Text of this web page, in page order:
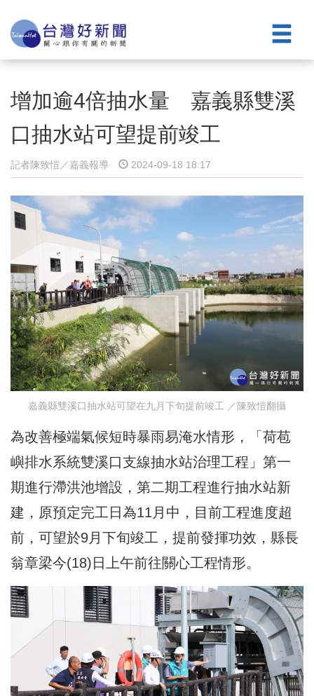
增加逾4倍抽水量 嘉義縣雙溪
口抽水站可望提前竣工
記者陳致愷／嘉義報導 2024-09-18 18:17
嘉義縣雙溪口抽水站可望在九月下旬提前竣工 ／陳致愷翻攝
為改善極端氣候短時暴雨易淹水情形，「荷苞
嶼排水系統雙溪口支線抽水站治理工程」第一
期進行滯洪池增設，第二期工程進行抽水站新
建，原預定完工日為11月中，目前工程進度超
前，可望於9月下旬竣工，提前發揮功效，縣長
翁章梁今(18)日上午前往關心工程情形。